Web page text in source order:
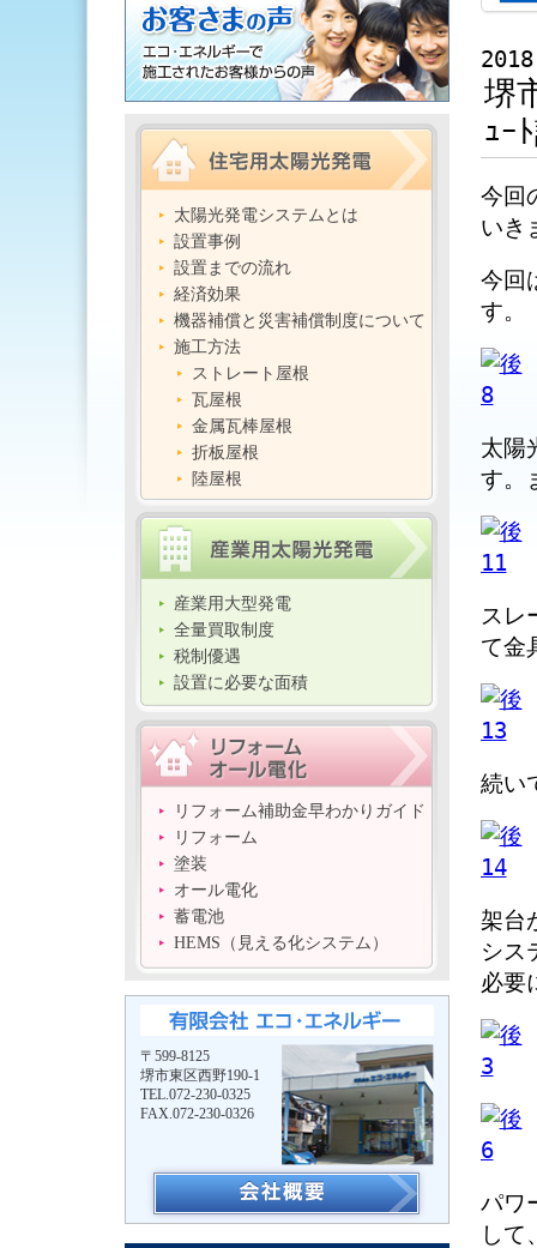
太陽光発電システムとは
設置事例
設置までの流れ
経済効果
機器補償と災害補償制度について
施工方法
ストレート屋根
瓦屋根
金属瓦棒屋根
折板屋根
陸屋根
産業用大型発電
全量買取制度
税制優遇
設置に必要な面積
リフォーム補助金早わかりガイド
リフォーム
塗装
オール電化
蓄電池
HEMS（見える化システム）
〒599-8125
堺市東区西野190-1
TEL.072-230-0325
FAX.072-230-0326
堺
ｭｰ
今回
いき
今回
す。
太陽
す。
スレ
て金
続い
架台
シス
必要
パワ
して